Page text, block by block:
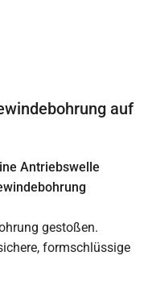
auf
Antriebswelle
gestoßen.
formschlüssige